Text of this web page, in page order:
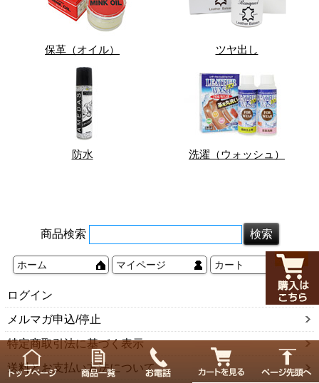
保革（オイル） ツヤ出し
防水 洗濯（ウォッシュ）
商品検索
ホーム マイページ カート
ログイン
メルマガ申込/停止
特定商取引法に基づく表示
送料とお支払い方法について